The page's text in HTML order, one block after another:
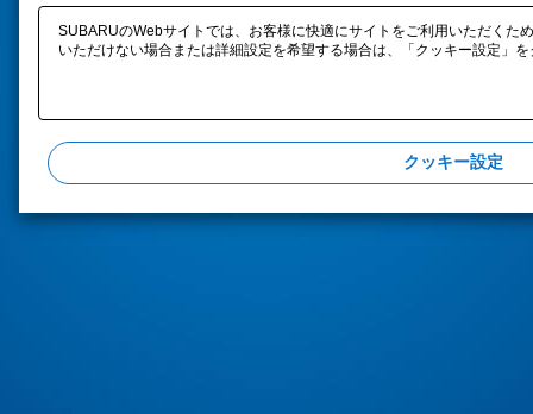
SUBARUのWebサイトでは、お客様に快適にサイトをご利用いただくた
いただけない場合または詳細設定を希望する場合は、「クッキー設定」
クッキー設定